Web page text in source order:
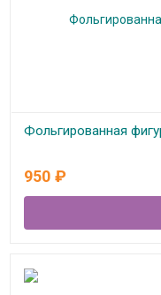
Фольгированная
950 ₽